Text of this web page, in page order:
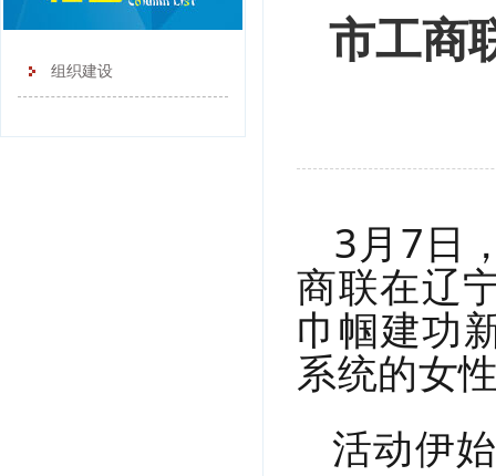
组织建设
市工商
3月 7日
商联在辽
巾帼建功
系统的女
活动伊